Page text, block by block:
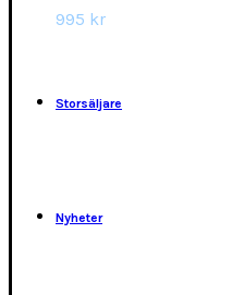
995 kr
Storsäljare
Nyheter